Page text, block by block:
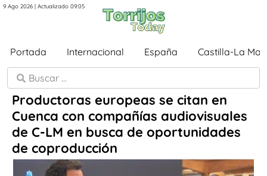
9 Ago 2026 | Actualizado 09:05
Portada Internacional España Castilla-La
Productoras europeas se citan en
Cuenca con compañías audiovisuales
de C-LM en busca de oportunidades
de coproducción